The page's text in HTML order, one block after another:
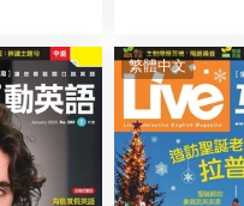
繁體中文